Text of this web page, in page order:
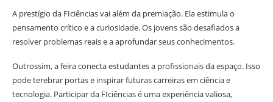
A prestígio da FIciências vai além da premiação. Ela estimula o
pensamento crítico e a curiosidade. Os jovens são desafiados a
resolver problemas reais e a aprofundar seus conhecimentos.
Outrossim, a feira conecta estudantes a profissionais da espaço. Isso
pode terebrar portas e inspirar futuras carreiras em ciência e
tecnologia. Participar da FIciências é uma experiência valiosa,